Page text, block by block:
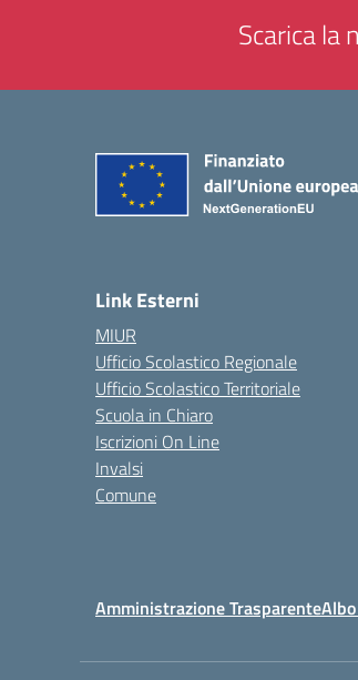
Scarica la
Link Esterni
MIUR
Ufficio Scolastico Regionale
Ufficio Scolastico Territoriale
Scuola in Chiaro
Iscrizioni On Line
Invalsi
Comune
Amministrazione Trasparente